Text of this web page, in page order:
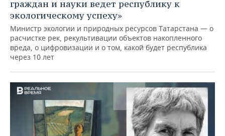
граждан и науки ведет республику к
экологическому успеху»
Министр экологии и природных ресурсов Татарстана — о
расчистке рек, рекультивации объектов накопленного
вреда, о цифровизации и о том, какой будет республика
через 10 лет